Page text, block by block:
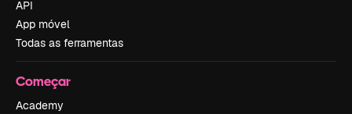
API
App móvel
Todas as ferramentas
Começar
Academy